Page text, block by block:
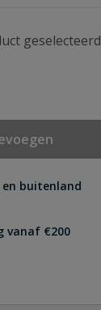
geselecteerd
buitenland
vanaf €200